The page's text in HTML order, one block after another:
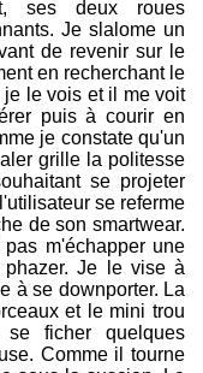
ses deux roues
Je slalome un
de revenir sur le
en recherchant le
le vois et il me voit
puis à courir en
je constate qu'un
grille la politesse
se projeter
se referme
de son smartwear.
m'échapper une
Je le vise à
à se downporter. La
et le mini trou
ficher quelques
Comme il tourne